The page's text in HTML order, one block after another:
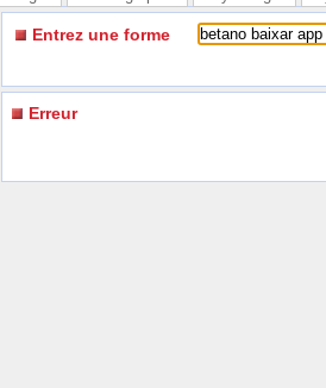
Entrez une forme
Erreur